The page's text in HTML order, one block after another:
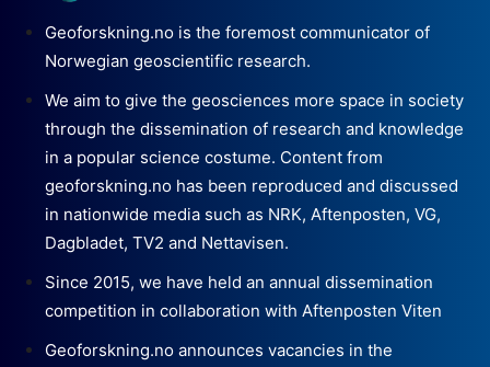
Geoforskning.no is the foremost communicator of
Norwegian geoscientific research.
We aim to give the geosciences more space in society
through the dissemination of research and knowledge
in a popular science costume. Content from
geoforskning.no has been reproduced and discussed
in nationwide media such as NRK, Aftenposten, VG,
Dagbladet, TV2 and Nettavisen.
Since 2015, we have held an annual dissemination
competition in collaboration with Aftenposten Viten
Geoforskning.no announces vacancies in the